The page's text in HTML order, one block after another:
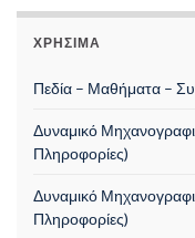
ΧΡΉΣΙΜΑ
Πεδία – Μαθήματα –
Δυναμικό
Πληροφορίες)
Δυναμικό
Πληροφορίες)